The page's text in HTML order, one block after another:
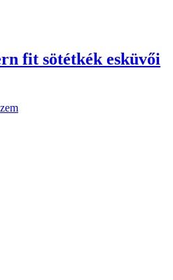
fit sötétkék esküvői